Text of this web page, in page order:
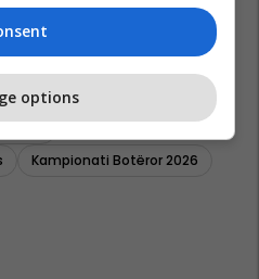
Messi
Kampionati Botëror 2026
options